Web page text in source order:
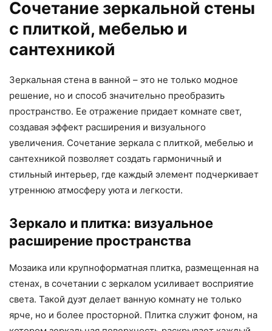
Сочетание зеркальной стены
с плиткой, мебелью и
сантехникой
Зеркальная стена в ванной – это не только модное
решение, но и способ значительно преобразить
пространство. Ее отражение придает комнате свет,
создавая эффект расширения и визуального
увеличения. Сочетание зеркала с плиткой, мебелью и
сантехникой позволяет создать гармоничный и
стильный интерьер, где каждый элемент подчеркивает
утреннюю атмосферу уюта и легкости.
Зеркало и плитка: визуальное
расширение пространства
Мозаика или крупноформатная плитка, размещенная на
стенах, в сочетании с зеркалом усиливает восприятие
света. Такой дуэт делает ванную комнату не только
ярче, но и более просторной. Плитка служит фоном, на